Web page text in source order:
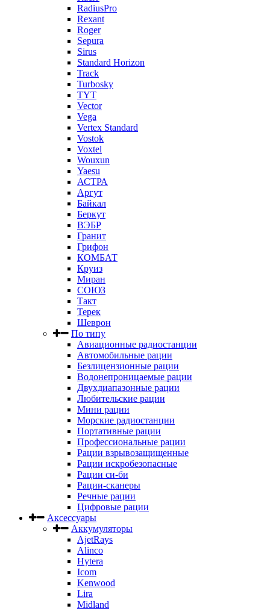
RadiusPro
Rexant
Roger
Sepura
Sirus
Standard Horizon
Track
Turbosky
TYT
Vector
Vega
Vertex Standard
Vostok
Voxtel
Wouxun
Yaesu
АСТРА
Аргут
Байкал
Беркут
ВЭБР
Гранит
Грифон
КОМБАТ
Круиз
Миран
СОЮЗ
Такт
Терек
Шеврон
По типу
Авиационные радиостанции
Автомобильные рации
Безлицензионные рации
Водонепроницаемые рации
Двухдиапазонные рации
Любительские рации
Мини рации
Морские радиостанции
Портативные рации
Профессиональные рации
Рации взрывозащищенные
Рации искробезопасные
Рации си-би
Рации-сканеры
Речные рации
Цифровые рации
Аксессуары
Аккумуляторы
AjetRays
Alinco
Hytera
Icom
Kenwood
Lira
Midland